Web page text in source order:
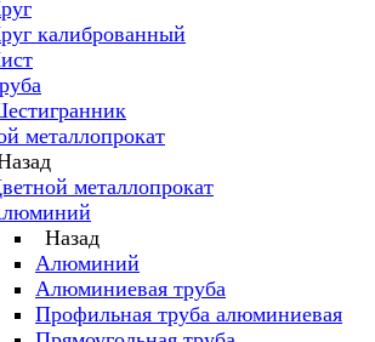
калиброванный
металлопрокат
металлопрокат
Назад
Алюминий
Алюминиевая труба
Профильная труба алюминиевая